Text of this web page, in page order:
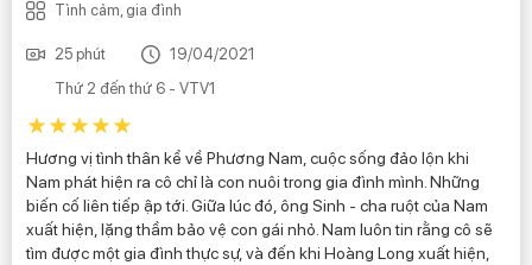
Tình cảm, gia đình
25 phút
19/04/2021
Thứ 2 đến thứ 6 - VTV1
Hương vị tình thân kể về Phương Nam, cuộc sống đảo lộn khi
Nam phát hiện ra cô chỉ là con nuôi trong gia đình mình. Những
biến cố liên tiếp ập tới. Giữa lúc đó, ông Sinh - cha ruột của Nam
xuất hiện, lặng thầm bảo vệ con gái nhỏ. Nam luôn tin rằng cô sẽ
tìm được một gia đình thực sự, và đến khi Hoàng Long xuất hiện,